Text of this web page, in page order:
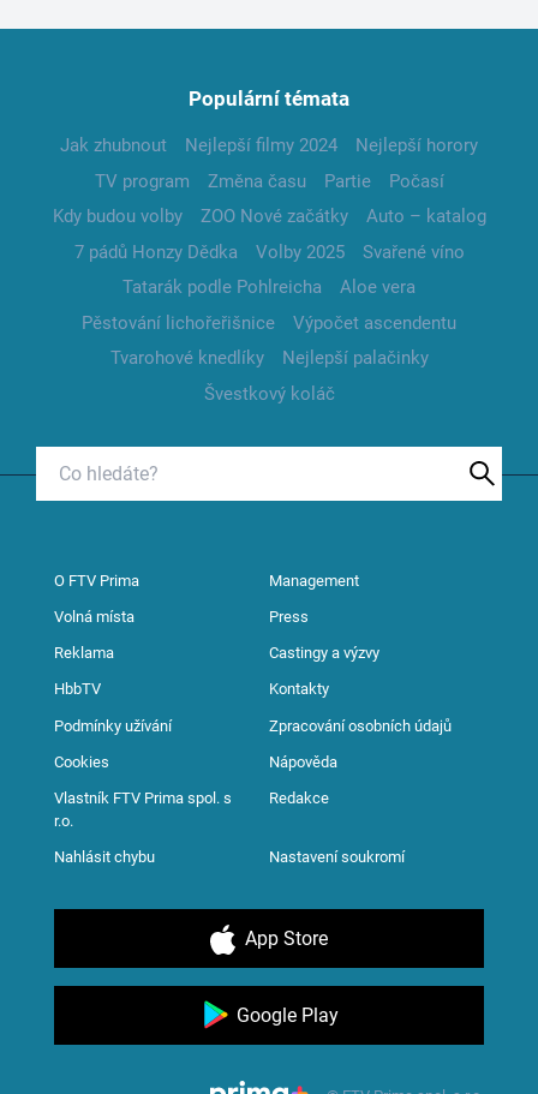
Populární témata
Jak zhubnout Nejlepší filmy 2024
Nejlepší horory
TV program
Změna času Partie
Počasí
Kdy budou volby
ZOO Nové začátky
Auto – katalog
7 pádů Honzy Dědka
Volby 2025
Svařené víno
Tatarák podle Pohlreicha
Aloe vera
Pěstování lichořeřišnice
Výpočet ascendentu
Tvarohové knedlíky
Nejlepší palačinky
Švestkový koláč
O FTV Prima Management
Volná místa Press
Reklama Castingy a výzvy
HbbTV Kontakty
Podmínky užívání Zpracování osobních údajů
Cookies Nápověda
Vlastník FTV Prima spol. s
r.o.
Redakce
Nahlásit chybu Nastavení soukromí
App Store
Google Play